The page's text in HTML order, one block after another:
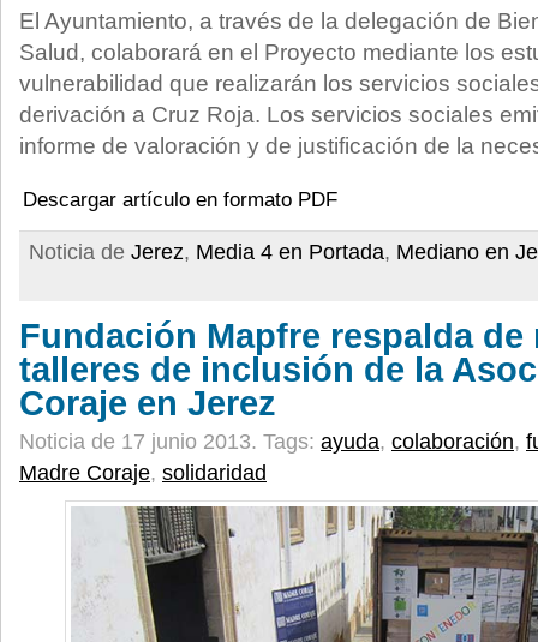
El Ayuntamiento, a través de la delegación de
Salud, colaborará en el Proyecto mediante los
vulnerabilidad que realizarán los servicios
derivación a Cruz Roja. Los servicios sociales
informe de valoración y de justificación de la
Descargar artículo en formato PDF
Noticia de Jerez, Media 4 en Portada, Mediano en
Fundación Mapfre respalda de
talleres de inclusión de la
Coraje en Jerez
Noticia de 17 junio 2013. Tags: ayuda, colaboración,
Madre Coraje, solidaridad